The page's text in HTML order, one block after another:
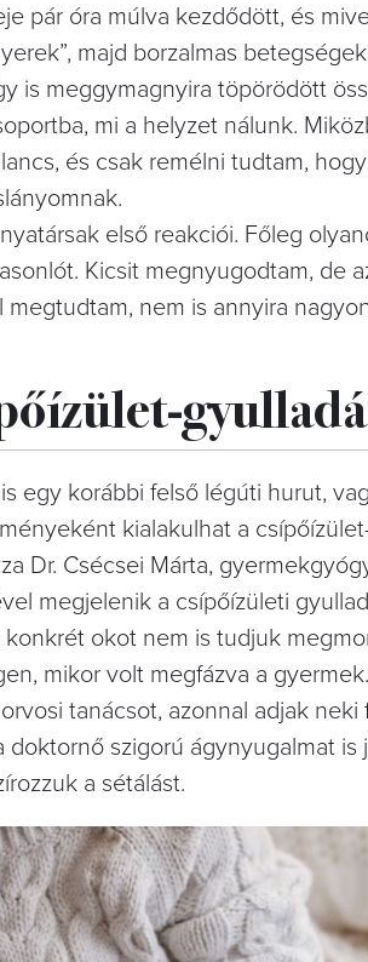
pár óra múlva kezdődött, és
majd borzalmas
is meggymagnyira töpörödött
mi a helyzet nálunk.
és csak remélni tudtam,
első reakciói. Főleg
Kicsit megnyugodtam, de
nem is annyira
egy korábbi felső légúti hurut,
kialakulhat a
Dr. Csécsei Márta,
megjelenik a csípőízületi
okot nem is tudjuk
mikor volt megfázva a
tanácsot, azonnal adjak neki
szigorú ágynyugalmat is
a sétálást.